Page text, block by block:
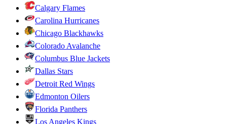
Calgary Flames
Carolina Hurricanes
Chicago Blackhawks
Colorado Avalanche
Columbus Blue Jackets
Dallas Stars
Detroit Red Wings
Edmonton Oilers
Florida Panthers
Los Angeles Kings